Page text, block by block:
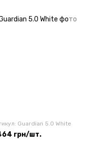
Guardian 5.0 White
грн/шт.